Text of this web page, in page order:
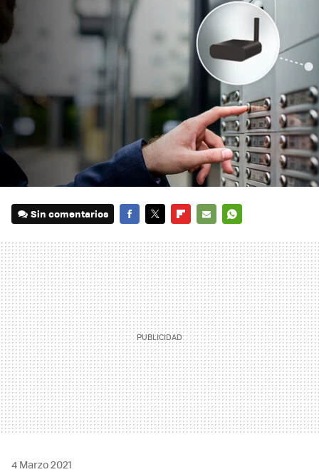
Sin comentarios
MAIL
4 Marzo 2021